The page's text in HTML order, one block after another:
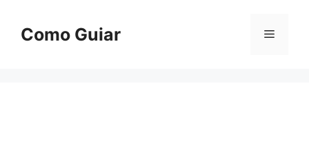
contentComo Guiar Menu